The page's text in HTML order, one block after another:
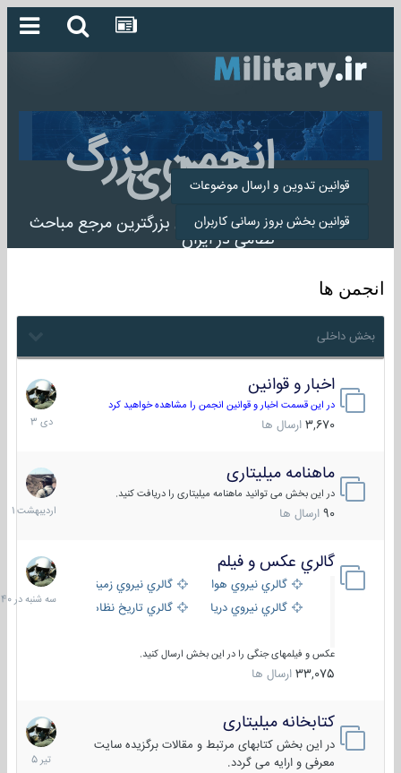
انجمن بزرگ
میلیتاری
انجمن میلیتاری بزرگترین مرجع مباحث
نظامی در ایران
قوانین تدوین و ارسال موضوعات
قوانین بخش بروز رسانی کاربران
انجمن ها
بخش داخلی
اخبار و قوانین
در این قسمت اخبار و قوانین انجمن را مشاهده خواهید کرد
3,670 ارسال ها
22
دی
1403
ماهنامه میلیتاری
در این بخش می توانید ماهنامه میلیتاری را دریافت کنید.
90 ارسال ها
30
1401
گالري عكس و فيلم
گالري نيروي هوايي
گالري نيروي زميني
گالري نيروي دريايي
گالري تاریخ نظامی
عکس و فیلمهای جنگی را در این بخش ارسال کنید.
33,075 ارسال ها
سه
شنبه
در
کتابخانه میلیتاری
در این بخش کتابهای مرتبط و مقالات برگزیده سایت
معرفی و ارایه می گردد.
16
تیر
1405